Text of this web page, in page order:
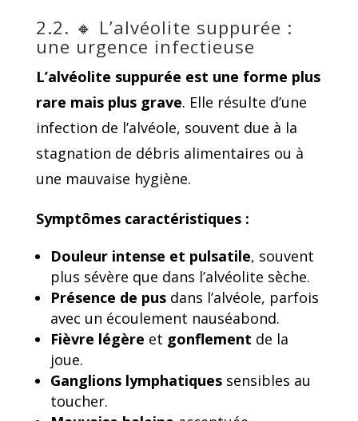
2.2. 🔸 L’alvéolite suppurée :
une urgence infectieuse
L’alvéolite suppurée est une forme plus
rare mais plus grave. Elle résulte d’une
infection de l’alvéole, souvent due à la
stagnation de débris alimentaires ou à
une mauvaise hygiène.
Symptômes caractéristiques :
Douleur intense et pulsatile, souvent
plus sévère que dans l’alvéolite sèche.
Présence de pusdans l’alvéole, parfois
avec un écoulement nauséabond.
Fièvre légère et gonflement de la
joue.
Ganglions lymphatiquessensibles au
toucher.